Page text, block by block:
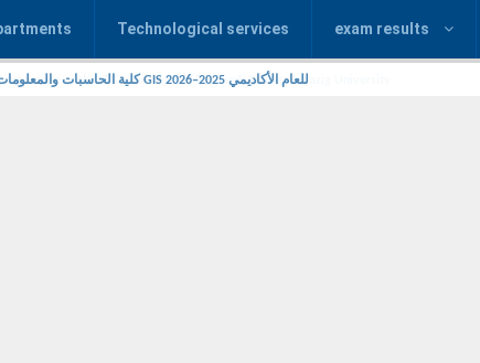
Technological services exam results
كلية الحاسبات والمعلومات بالزقازيق تناقش مشروعات بحثية لطلاب الماجستير المهني في GIS للعام الأكاديمي 2025–2026
Course at the IT Consulting and Research Center, Zagazig University